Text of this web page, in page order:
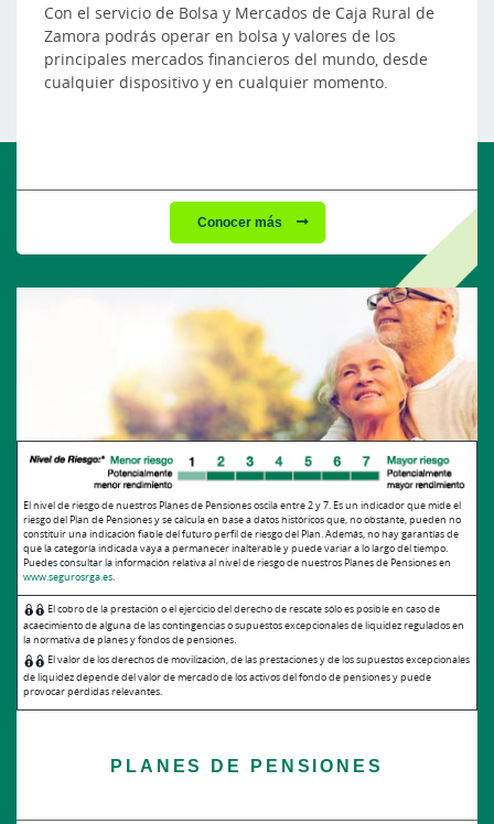
Con el servicio de Bolsa y Mercados de Caja Rural de
Zamora podrás operar en bolsa y valores de los
principales mercados financieros del mundo, desde
cualquier dispositivo y en cualquier momento.
Conocer más
El nivel de riesgo de nuestros Planes de Pensiones oscila entre 2 y 7. Es un indicador que mide el
riesgo del Plan de Pensiones y se calcula en base a datos históricos que, no obstante, pueden no
constituir una indicación fiable del futuro perfil de riesgo del Plan. Además, no hay garantías de
que la categoría indicada vaya a permanecer inalterable y puede variar a lo largo del tiempo.
Puedes consultar la información relativa al nivel de riesgo de nuestros Planes de Pensiones en
www.segurosrga.es.
El cobro de la prestación o el ejercicio del derecho de rescate sólo es posible en caso de
acaecimiento de alguna de las contingencias o supuestos excepcionales de liquidez regulados en
la normativa de planes y fondos de pensiones.
El valor de los derechos de movilización, de las prestaciones y de los supuestos excepcionales
de liquidez depende del valor de mercado de los activos del fondo de pensiones y puede
provocar pérdidas relevantes.
PLANES DE PENSIONES